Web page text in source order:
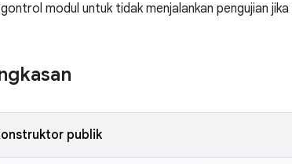
modul untuk tidak menjalankan pengujian
publik